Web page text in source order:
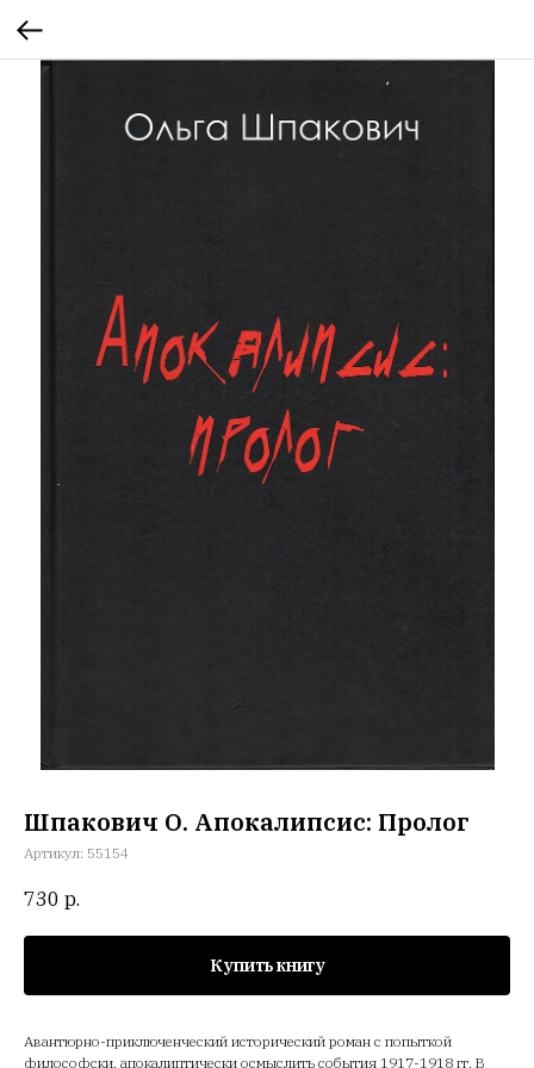
Шпакович О. Апокалипсис: Пролог
Артикул: 55154
730 р.
Купить книгу
Авантюрно-приключенческий исторический роман с попыткой
философски, апокалиптически осмыслить события 1917-1918 гг. В